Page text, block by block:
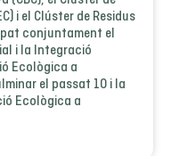
i el Clúster de Residus
conjuntament el
i la Integració
Ecològica a
el passat 10 i la
Ecològica a